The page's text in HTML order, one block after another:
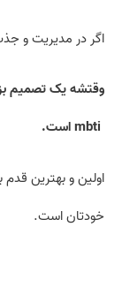
اگر در مدیریت و
وقتشه یک تصمیم
mbtiاست.
اولین و بهترین
خودتان است.